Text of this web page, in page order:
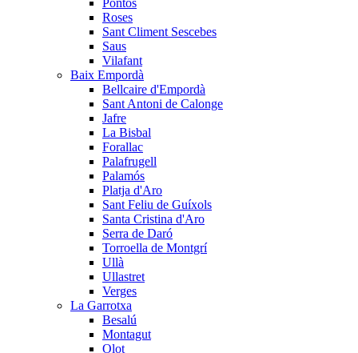
Pontós
Roses
Sant Climent Sescebes
Saus
Vilafant
Baix Empordà
Bellcaire d'Empordà
Sant Antoni de Calonge
Jafre
La Bisbal
Forallac
Palafrugell
Palamós
Platja d'Aro
Sant Feliu de Guíxols
Santa Cristina d'Aro
Serra de Daró
Torroella de Montgrí
Ullà
Ullastret
Verges
La Garrotxa
Besalú
Montagut
Olot